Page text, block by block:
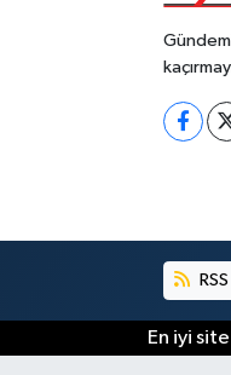
RSS
En iyi